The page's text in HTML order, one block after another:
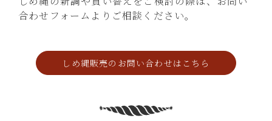
合わせフォームよりご相談ください。
しめ縄販売のお問い合わせはこちら